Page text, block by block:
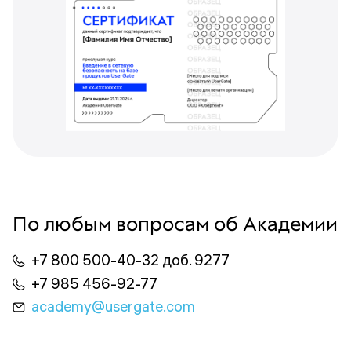
По любым вопросам об Академии
+7 800 500-40-32 доб. 9277
+7 985 456-92-77
academy@usergate.com